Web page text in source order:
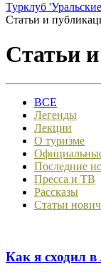
Турклуб
Статьи и
Статьи
ВСЕ
Легенды
Лекции
О туризме
Последние
Пресса и ТВ
Рассказы
Статьи
Как я сходил